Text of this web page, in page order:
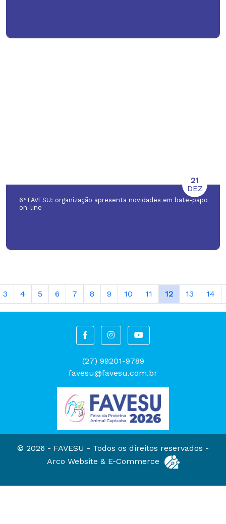
6ª FAVESU: organização apresenta novidades em bate-papo
on-line
21
DEZ
3 4 5 6 7 8 9 10 11 12 13 14
(27) 99201-9789
favesu@favesu.com.br
© 2026 - FAVESU - Todos os direitos reservados -
Arco Website & E-Commerce